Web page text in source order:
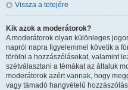
Vissza a tetejére
Kik azok a moderátorok?
A moderátorok olyan különleges
napról napra figyelemmel követik a
törölni a hozzászólásokat, valamint
szétválasztani a témákat az általuk
moderátorok azért vannak, hogy
vagy támadó hangvételű